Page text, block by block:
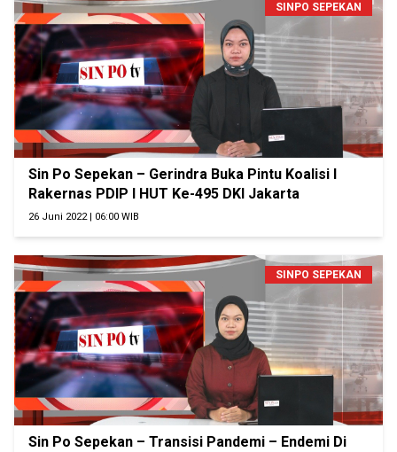
SINPO SEPEKAN
Sin Po Sepekan – Gerindra Buka Pintu Koalisi I
Rakernas PDIP I HUT Ke-495 DKI Jakarta
26 Juni 2022 | 06:00 WIB
SINPO SEPEKAN
Sin Po Sepekan – Transisi Pandemi – Endemi Di